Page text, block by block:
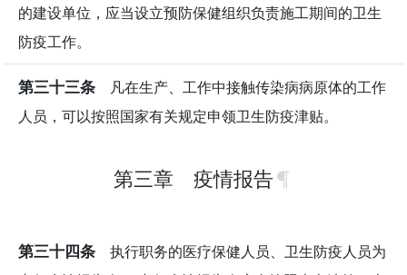
的建设单位，应当设立预防保健组织负责施工期间的卫生
防疫工作。
第三十三条 凡在生产、工作中接触传染病病原体的工作
人员，可以按照国家有关规定申领卫生防疫津贴。
第三章 疫情报告
第三十四条 执行职务的医疗保健人员、卫生防疫人员为